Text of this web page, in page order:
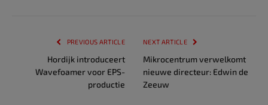
PREVIOUS ARTICLE
Hordijk introduceert
Wavefoamer voor EPS-
productie
NEXT ARTICLE
Mikrocentrum verwelkomt
nieuwe directeur: Edwin de
Zeeuw